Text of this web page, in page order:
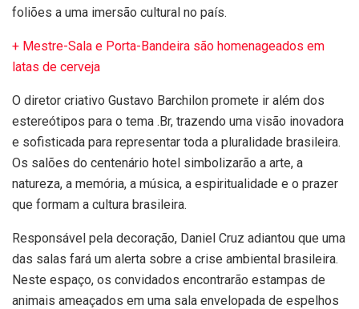
foliões a uma imersão cultural no país.
+ Mestre-Sala e Porta-Bandeira são homenageados em
latas de cerveja
O diretor criativo Gustavo Barchilon promete ir além dos
estereótipos para o tema .Br, trazendo uma visão inovadora
e sofisticada para representar toda a pluralidade brasileira.
Os salões do centenário hotel simbolizarão a arte, a
natureza, a memória, a música, a espiritualidade e o prazer
que formam a cultura brasileira.
Responsável pela decoração, Daniel Cruz adiantou que uma
das salas fará um alerta sobre a crise ambiental brasileira.
Neste espaço, os convidados encontrarão estampas de
animais ameaçados em uma sala envelopada de espelhos